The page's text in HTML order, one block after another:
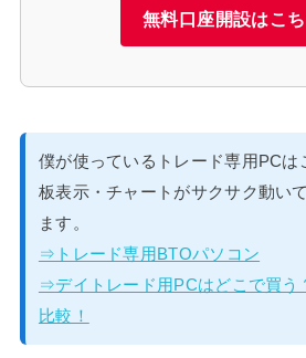
無料口座開設はこ
僕が使っているトレード専用PCは
板表示・チャートがサクサク動い
ます。
⇒トレード専用BTOパソコン
⇒デイトレード用PCはどこで買う
比較！